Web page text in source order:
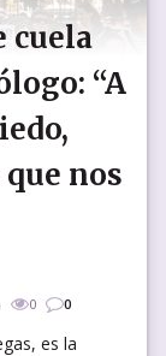
cuela
“A
nos
0 0
es la